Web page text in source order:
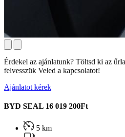
Érdekel az ajánlatunk? Töltsd ki az
felvesszük Veled a kapcsolatot!
Ajánlatot kérek
BYD SEAL 16 019 200Ft
5 km